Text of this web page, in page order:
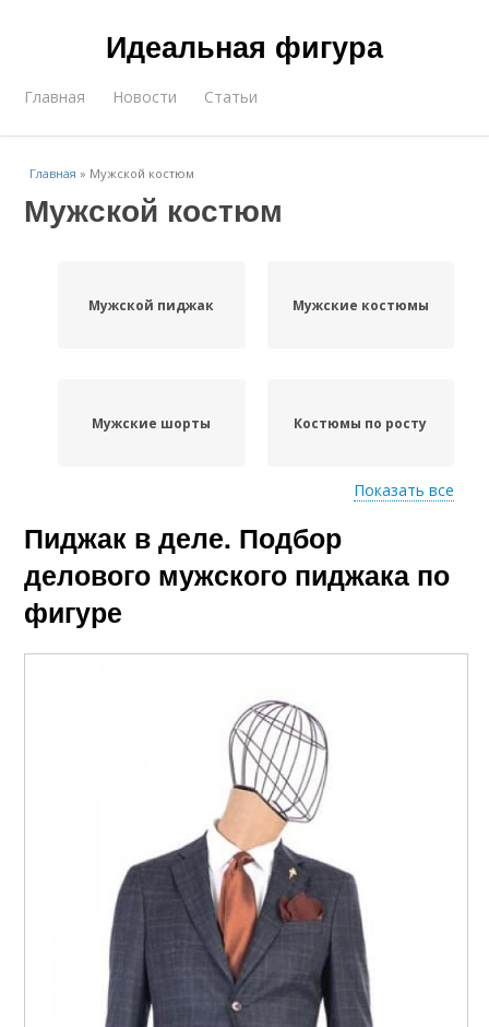
Идеальная фигура
Главная Новости Статьи
Главная » Мужской костюм
Мужской костюм
Мужской пиджак Мужские костюмы
Мужские шорты Костюмы по росту
Готовый костюм
Показать все
Пиджак в деле. Подбор
делового мужского пиджака по
фигуре